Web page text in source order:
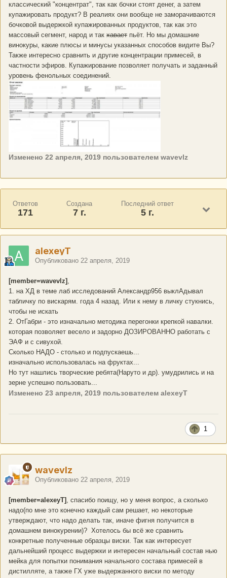
классический "концентрат", так как бочки стоят денег, а затем
купажировать продукт? В реалиях они вообще не заморачиваются
бочковой выдержкой купажированных продуктов, так как это
массовый сегмент, народ и так хавает пьёт. Но мы домашние
винокуры, какие плюсы и минусы указанных способов видите Вы?
Также интересно сравнить и другие концентрации примесей, в
частности эфиров. Купажирование позволяет получать и заданный
уровень фенольных соединений.
Изменено 22 апреля, 2019 пользователем wavevlz
Ответов
171
Создана
7 г.
Последний ответ
5 г.
alexeyT
Опубликовано 22 апреля, 2019
[member=wavevlz] ,
1. на ХД в теме лаб исследований Александр956 выклАдывал
табличку по вискарям. года 4 назад. Или к нему в личку стукнись,
чтобы не искать
2. ОтГабри - это изначально методика перегонки крепкой навалки.
которая позволяет весело и задорно ДОЗИРОВАННО работать с
ЭАФ и с сивухой.
Сколько НАДО - столько и подпускаешь...
изначально использовалась на фруктах...
Но тут нашлись творческие ребята(Наруто и др). умудрились и на
зерне успешно пользовать...
Изменено 23 апреля, 2019 пользователем alexeyT
1
wavevlz
Опубликовано 22 апреля, 2019
[member=alexeyT] , спасибо поищу, но у меня вопрос, а сколько
надо(по мне это конечно каждый сам решает, но некоторые
утверждают, что надо делать так, иначе фигня получится в
домашнем винокурении)? Хотелось бы всё же сравнить
конкретные полученные образцы виски. Так как интересует
дальнейший процесс выдержки и интересен начальный состав нью
мейка для попытки понимания начального состава примесей в
дистилляте, а также ГХ уже выдержанного виски по методу